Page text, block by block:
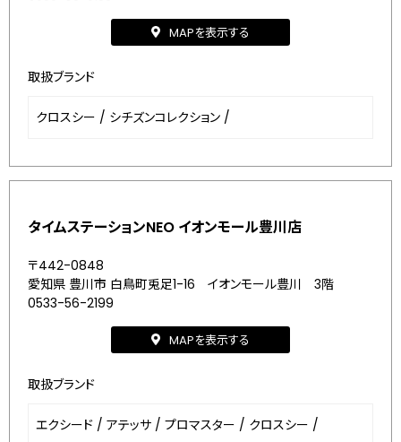
MAPを表示する
取扱ブランド
クロスシー / シチズンコレクション /
タイムステーションNEO イオンモール豊川店
〒442-0848
愛知県 豊川市 白鳥町兎足1-16 イオンモール豊川 3階
0533-56-2199
MAPを表示する
取扱ブランド
エクシード / アテッサ / プロマスター / クロスシー /